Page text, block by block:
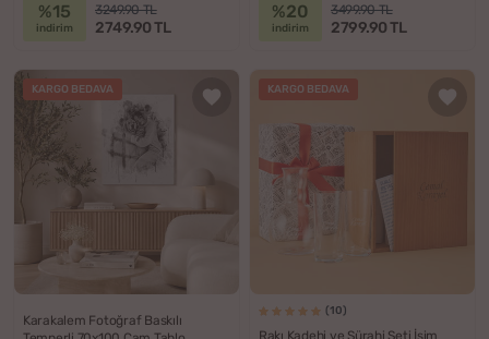
%15
indirim
3249.90 TL
2749.90 TL
%20
indirim
3499.90 TL
2799.90 TL
KARGO BEDAVA
Karakalem Fotoğraf Baskılı
KARGO BEDAVA
(10)
Rakı Kadehi ve Sürahi Seti İsim